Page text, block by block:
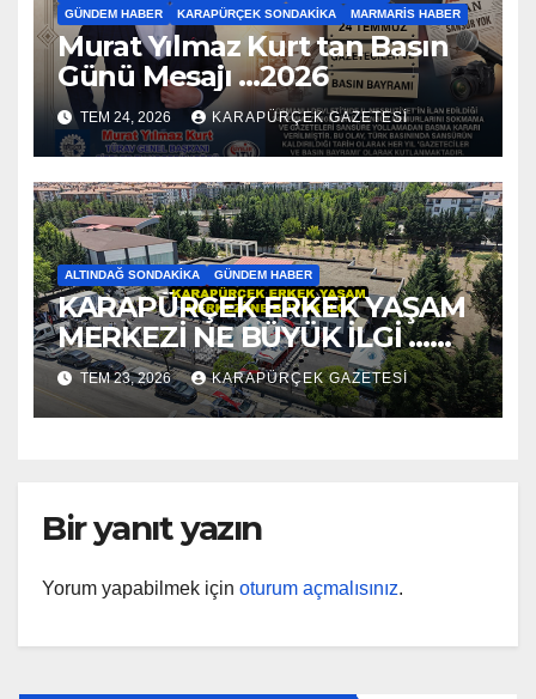
GÜNDEM HABER
KARAPÜRÇEK SONDAKIKA MARMARIS HABER
Murat Yılmaz Kurt tan Basın
Günü Mesajı …2026
TEM 24, 2026 KARAPÜRÇEK GAZETESİ
ALTINDAĞ SONDAKIKA GÜNDEM HABER
KARAPÜRÇEK ERKEK YAŞAM
MERKEZİ NE BÜYÜK İLGİ …
2026
TEM 23, 2026 KARAPÜRÇEK GAZETESİ
Bir yanıt yazın
Yorum yapabilmek için oturum açmalısınız.